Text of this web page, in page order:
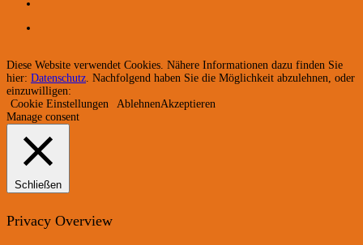
Diese Website verwendet Cookies. Nähere Informationen dazu finden Sie
hier: Datenschutz. Nachfolgend haben Sie die Möglichkeit abzulehnen, oder
einzuwilligen:
Cookie Einstellungen
AblehnenAkzeptieren
Manage consent
Schließen
Privacy Overview